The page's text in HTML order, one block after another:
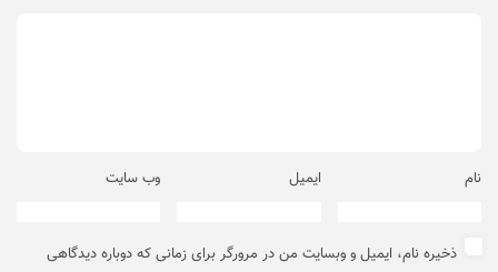
نام ایمیل وب‌ سایت
ذخیره نام، ایمیل و وبسایت من در مرورگر برای زمانی که دوباره دیدگاهی